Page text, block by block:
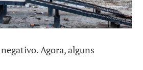
Agora, alguns